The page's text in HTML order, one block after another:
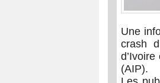
Une
crash
(AIP).